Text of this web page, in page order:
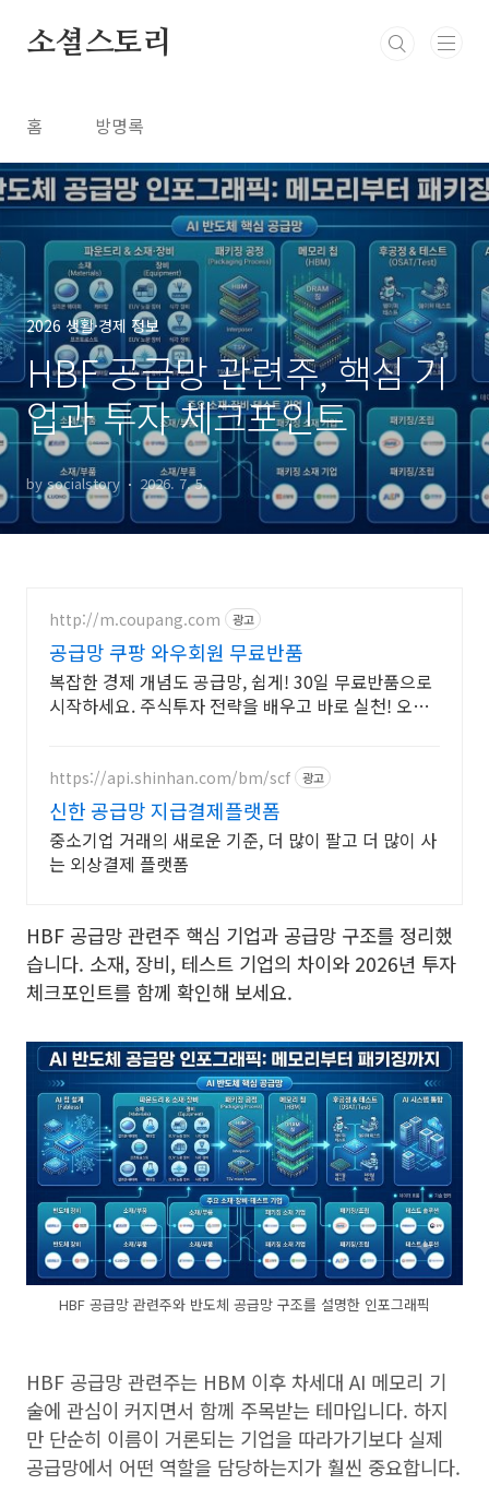
소셜스토리
홈 방명록
2026 생활·경제 정보
HBF 공급망 관련주, 핵심 기
업과 투자 체크포인트
by socialstory 2026. 7. 5.
http://m.coupang.com 광고
공급망 쿠팡 와우회원 무료반품
복잡한 경제 개념도 공급망, 쉽게! 30일 무료반품으로
시작하세요. 주식투자 전략을 배우고 바로 실천! 오늘
https://api.shinhan.com/bm/scf 광고
신한 공급망 지급결제플랫폼
중소기업 거래의 새로운 기준, 더 많이 팔고 더 많이 사
는 외상결제 플랫폼
HBF 공급망 관련주 핵심 기업과 공급망 구조를 정리했
습니다. 소재, 장비, 테스트 기업의 차이와 2026년 투자
체크포인트를 함께 확인해 보세요.
HBF 공급망 관련주와 반도체 공급망 구조를 설명한 인포그래픽
HBF 공급망 관련주는 HBM 이후 차세대 AI 메모리 기
술에 관심이 커지면서 함께 주목받는 테마입니다. 하지
만 단순히 이름이 거론되는 기업을 따라가기보다 실제
공급망에서 어떤 역할을 담당하는지가 훨씬 중요합니다.